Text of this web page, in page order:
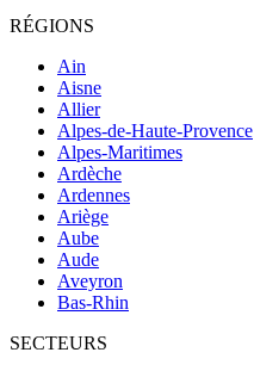
RÉGIONS
Ain
Aisne
Allier
Alpes-de-Haute-Provence
Alpes-Maritimes
Ardèche
Ardennes
Ariège
Aube
Aude
Aveyron
Bas-Rhin
SECTEURS